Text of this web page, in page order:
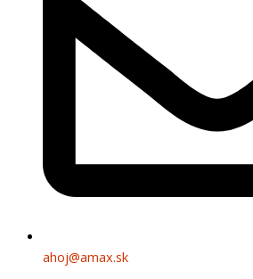
ahoj@amax.sk